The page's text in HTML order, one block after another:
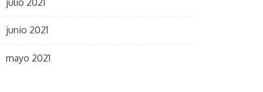
junio 2021
mayo 2021